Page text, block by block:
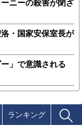
ニーの殺害が閉ざ
・国家安保室長が
」で意識される
ランキング